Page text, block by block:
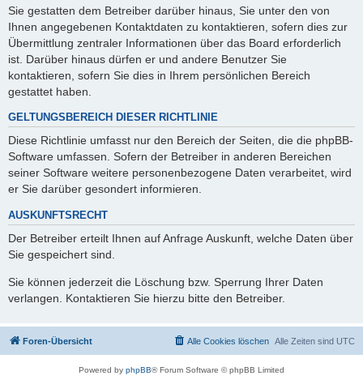
Sie gestatten dem Betreiber darüber hinaus, Sie unter den von
Ihnen angegebenen Kontaktdaten zu kontaktieren, sofern dies zur
Übermittlung zentraler Informationen über das Board erforderlich
ist. Darüber hinaus dürfen er und andere Benutzer Sie
kontaktieren, sofern Sie dies in Ihrem persönlichen Bereich
gestattet haben.
GELTUNGSBEREICH DIESER RICHTLINIE
Diese Richtlinie umfasst nur den Bereich der Seiten, die die phpBB-
Software umfassen. Sofern der Betreiber in anderen Bereichen
seiner Software weitere personenbezogene Daten verarbeitet, wird
er Sie darüber gesondert informieren.
AUSKUNFTSRECHT
Der Betreiber erteilt Ihnen auf Anfrage Auskunft, welche Daten über
Sie gespeichert sind.
Sie können jederzeit die Löschung bzw. Sperrung Ihrer Daten
verlangen. Kontaktieren Sie hierzu bitte den Betreiber.
Foren-Übersicht Alle Zeiten sind UTC
Alle Cookies löschen
Powered by phpBB® Forum Software © phpBB Limited